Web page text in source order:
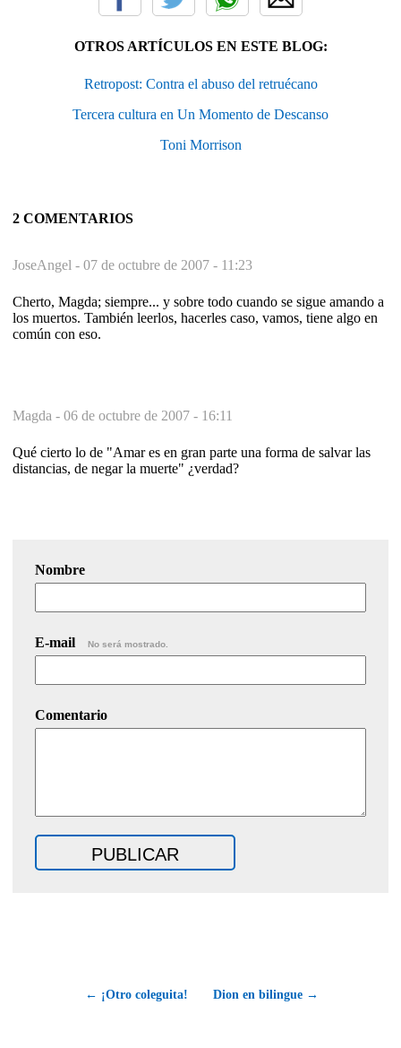
OTROS ARTÍCULOS EN ESTE BLOG:
Retropost: Contra el abuso del retruécano
Tercera cultura en Un Momento de Descanso
Toni Morrison
2 COMENTARIOS
JoseAngel - 07 de octubre de 2007 - 11:23
Cherto, Magda; siempre... y sobre todo cuando se sigue amando a
los muertos. También leerlos, hacerles caso, vamos, tiene algo en
común con eso.
Magda - 06 de octubre de 2007 - 16:11
Qué cierto lo de "Amar es en gran parte una forma de salvar las
distancias, de negar la muerte" ¿verdad?
Nombre
E-mail No será mostrado.
Comentario
← ¡Otro coleguita! Dion en bilingue →